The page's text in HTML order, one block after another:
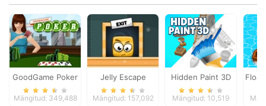
GoodGame Poker
Mängitud: 349,488
Jelly Escape
Mängitud: 157,092
Hidden Paint 3D
Mängitud: 10,519